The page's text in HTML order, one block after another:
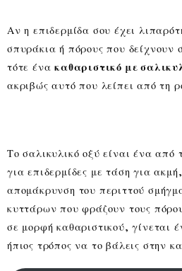
Αν η επιδερμίδα σου έχει
σπυράκια ή πόρους που δείχνουν
τότε ένακαθαριστικό με
ακριβώς αυτό που λείπει από τη
Το σαλικυλικό οξύ είναι ένα
για επιδερμίδες με τάση για
απομάκρυνση του περιττού
κυττάρων που φράζουν τους
σε μορφή καθαριστικού, γίνεται
ήπιος τρόπος να το βάλεις στην